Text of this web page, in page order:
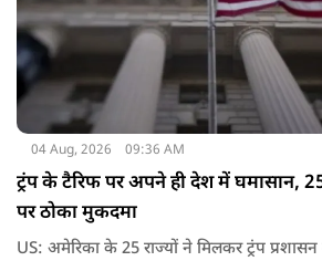
04 Aug, 2026 09:36 AM
ट्रंप के टैरिफ पर अपने ही देश में घमासान,
पर ठोका मुकदमा
US: अमेरिका के 25 राज्यों ने मिलकर ट्रंप